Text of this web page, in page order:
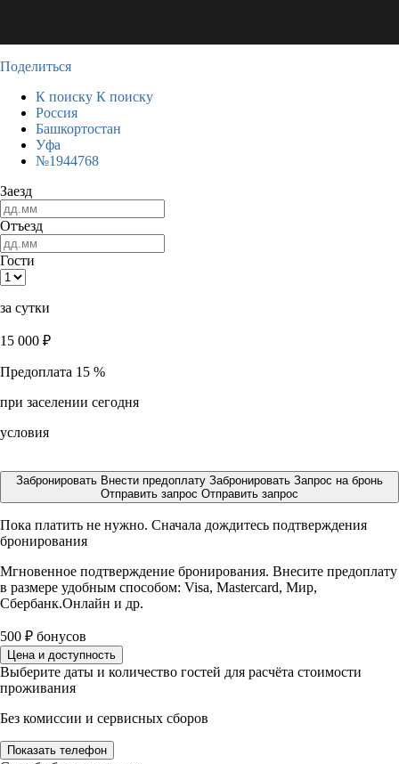
Поделиться
К поиску К поиску
Россия
Башкортостан
Уфа
№1944768
Заезд
Отъезд
Гости
за сутки
15 000 ₽
Предоплата 15 %
при заселении сегодня
условия
Забронировать Внести предоплату Забронировать Запрос на бронь
Отправить запрос Отправить запрос
Пока платить не нужно. Сначала дождитесь подтверждения
бронирования
Мгновенное подтверждение бронирования. Внесите предоплату
в размере удобным способом: Visa, Mastercard, Мир,
Сбербанк.Онлайн и др.
500 ₽ бонусов
Цена и доступность
Выберите даты и количество гостей для расчёта стоимости
проживания
Без комиссии и сервисных сборов
Показать телефон